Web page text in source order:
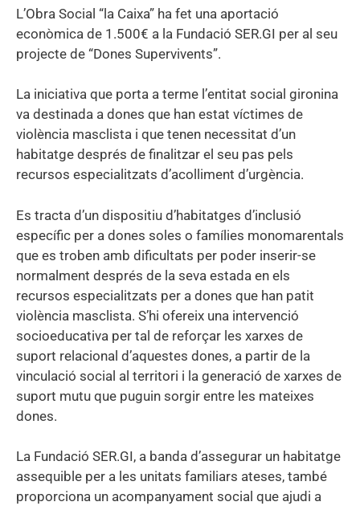
L’Obra Social “la Caixa” ha fet una aportació
econòmica de 1.500€ a la Fundació SER.GI per al seu
projecte de “Dones Supervivents”.
La iniciativa que porta a terme l’entitat social gironina
va destinada a dones que han estat víctimes de
violència masclista i que tenen necessitat d’un
habitatge després de finalitzar el seu pas pels
recursos especialitzats d’acolliment d’urgència.
Es tracta d’un dispositiu d’habitatges d’inclusió
específic per a dones soles o famílies monomarentals
que es troben amb dificultats per poder inserir-se
normalment després de la seva estada en els
recursos especialitzats per a dones que han patit
violència masclista. S’hi ofereix una intervenció
socioeducativa per tal de reforçar les xarxes de
suport relacional d’aquestes dones, a partir de la
vinculació social al territori i la generació de xarxes de
suport mutu que puguin sorgir entre les mateixes
dones.
La Fundació SER.GI, a banda d’assegurar un habitatge
assequible per a les unitats familiars ateses, també
proporciona un acompanyament social que ajudi a